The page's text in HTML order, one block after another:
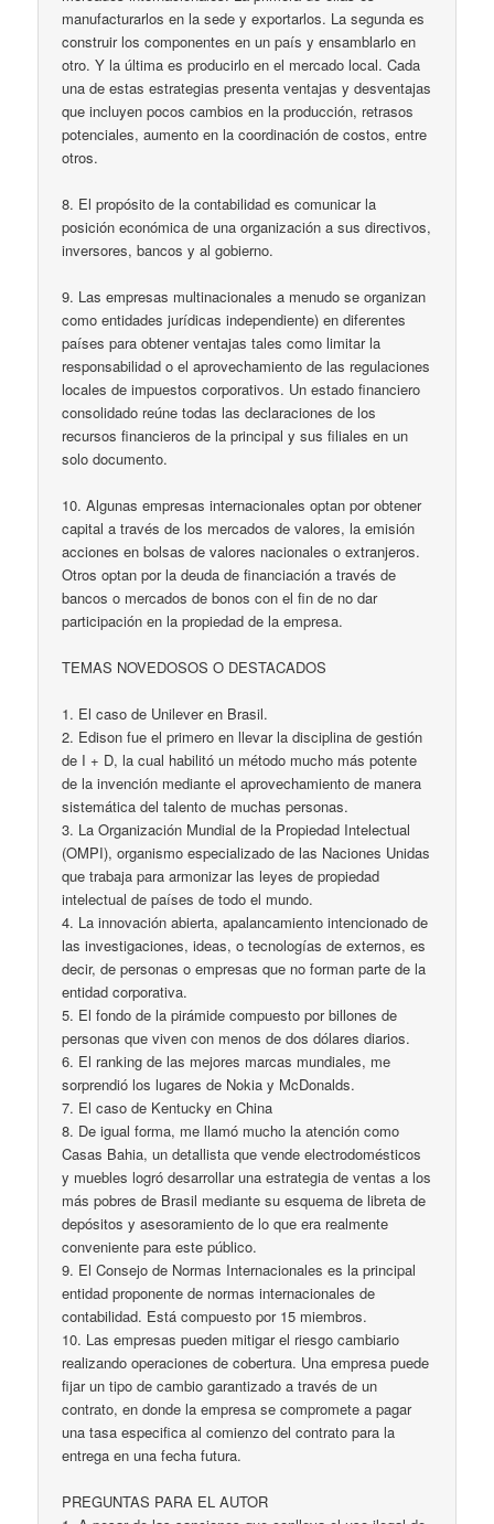
manufacturarlos en la sede y exportarlos. La segunda es
construir los componentes en un país y ensamblarlo en
otro. Y la última es producirlo en el mercado local. Cada
una de estas estrategias presenta ventajas y desventajas
que incluyen pocos cambios en la producción, retrasos
potenciales, aumento en la coordinación de costos, entre
otros.
8. El propósito de la contabilidad es comunicar la
posición económica de una organización a sus directivos,
inversores, bancos y al gobierno.
9. Las empresas multinacionales a menudo se organizan
como entidades jurídicas independiente) en diferentes
países para obtener ventajas tales como limitar la
responsabilidad o el aprovechamiento de las regulaciones
locales de impuestos corporativos. Un estado financiero
consolidado reúne todas las declaraciones de los
recursos financieros de la principal y sus filiales en un
solo documento.
10. Algunas empresas internacionales optan por obtener
capital a través de los mercados de valores, la emisión
acciones en bolsas de valores nacionales o extranjeros.
Otros optan por la deuda de financiación a través de
bancos o mercados de bonos con el fin de no dar
participación en la propiedad de la empresa.
TEMAS NOVEDOSOS O DESTACADOS
1. El caso de Unilever en Brasil.
2. Edison fue el primero en llevar la disciplina de gestión
de I + D, la cual habilitó un método mucho más potente
de la invención mediante el aprovechamiento de manera
sistemática del talento de muchas personas.
3. La Organización Mundial de la Propiedad Intelectual
(OMPI), organismo especializado de las Naciones Unidas
que trabaja para armonizar las leyes de propiedad
intelectual de países de todo el mundo.
4. La innovación abierta, apalancamiento intencionado de
las investigaciones, ideas, o tecnologías de externos, es
decir, de personas o empresas que no forman parte de la
entidad corporativa.
5. El fondo de la pirámide compuesto por billones de
personas que viven con menos de dos dólares diarios.
6. El ranking de las mejores marcas mundiales, me
sorprendió los lugares de Nokia y McDonalds.
7. El caso de Kentucky en China
8. De igual forma, me llamó mucho la atención como
Casas Bahia, un detallista que vende electrodomésticos
y muebles logró desarrollar una estrategia de ventas a los
más pobres de Brasil mediante su esquema de libreta de
depósitos y asesoramiento de lo que era realmente
conveniente para este público.
9. El Consejo de Normas Internacionales es la principal
entidad proponente de normas internacionales de
contabilidad. Está compuesto por 15 miembros.
10. Las empresas pueden mitigar el riesgo cambiario
realizando operaciones de cobertura. Una empresa puede
fijar un tipo de cambio garantizado a través de un
contrato, en donde la empresa se compromete a pagar
una tasa especifica al comienzo del contrato para la
entrega en una fecha futura.
PREGUNTAS PARA EL AUTOR